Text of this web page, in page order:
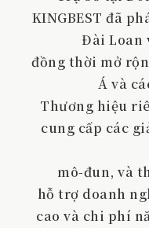
KINGBEST đã
Đài Loan
đồng thời mở
Á và
Thương hiệu
cung cấp các
mô-đun, và
hỗ trợ doanh
cao và chi phí